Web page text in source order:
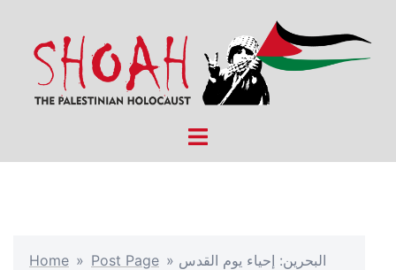
content
Toggle
Home » Post Page » البحرين: إحياء يوم القدس